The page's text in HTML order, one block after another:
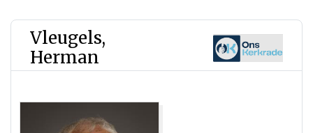
Vleugels,
Herman